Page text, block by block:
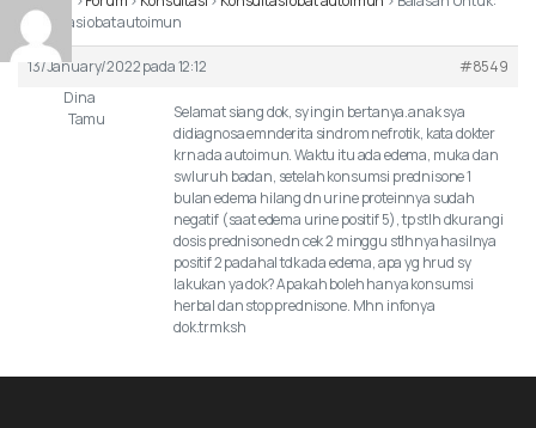
Konsultasi obat autoimun
13/January/2022 pada 12:12
#8549
Dina
Tamu
Selamat siang dok, sy ingin bertanya.anak sya
didiagnosa emnderita sindrom nefrotik, kata dokter
krn ada autoimun. Waktu itu ada edema, muka dan
swluruh badan, setelah konsumsi prednisone 1
bulan edema hilang dn urine proteinnya sudah
negatif (saat edema urine positif 5), tp stlh dkurangi
dosis prednisone dn cek 2 minggu stlhnya hasilnya
positif 2 padahal tdk ada edema, apa yg hrud sy
lakukan ya dok? Apakah boleh hanya konsumsi
herbal dan stop prednisone. Mhn infonya
dok.trmksh